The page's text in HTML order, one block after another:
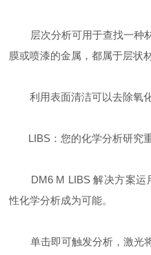
层次分析可用于查找一种
膜或喷漆的金属，都属于层状
利用表面清洁可以去除氧化
LIBS：您的化学分析研究
DM6 M LIBS 解决方案运
性化学分析成为可能。
单击即可触发分析，激光